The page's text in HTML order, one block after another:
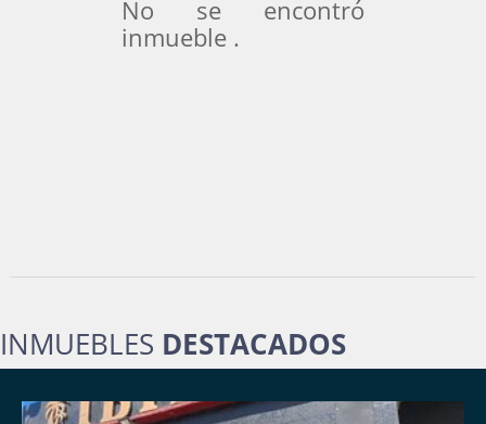
No se encontró
inmueble .
INMUEBLES DESTACADOS